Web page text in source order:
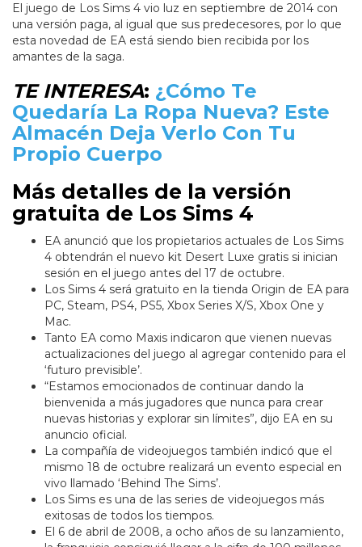
El juego de Los Sims 4 vio luz en septiembre de 2014 con
una versión paga, al igual que sus predecesores, por lo que
esta novedad de EA está siendo bien recibida por los
amantes de la saga.
TE INTERESA: ¿Cómo Te
Quedaría La Ropa Nueva? Este
Almacén Deja Verlo Con Tu
Propio Cuerpo
Más detalles de la versión
gratuita de Los Sims 4
EA anunció que los propietarios actuales de Los Sims
4 obtendrán el nuevo kit Desert Luxe gratis si inician
sesión en el juego antes del 17 de octubre.
Los Sims 4 será gratuito en la tienda Origin de EA para
PC, Steam, PS4, PS5, Xbox Series X/S, Xbox One y
Mac.
Tanto EA como Maxis indicaron que vienen nuevas
actualizaciones del juego al agregar contenido para el
‘futuro previsible’.
“Estamos emocionados de continuar dando la
bienvenida a más jugadores que nunca para crear
nuevas historias y explorar sin límites”, dijo EA en su
anuncio oficial.
La compañía de videojuegos también indicó que el
mismo 18 de octubre realizará un evento especial en
vivo llamado ‘Behind The Sims’.
Los Sims es una de las series de videojuegos más
exitosas de todos los tiempos.
El 6 de abril de 2008, a ocho años de su lanzamiento,